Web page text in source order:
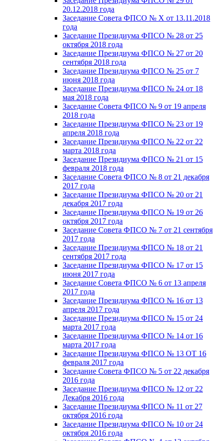
20.12.2018 года
Заседание Совета ФПСО № X от 13.11.2018
года
Заседание Президиума ФПСО № 28 от 25
октября 2018 года
Заседание Президиума ФПСО № 27 от 20
сентября 2018 года
Заседание Президиума ФПСО № 25 от 7
июня 2018 года
Заседание Президиума ФПСО № 24 от 18
мая 2018 года
Заседание Совета ФПСО № 9 от 19 апреля
2018 года
Заседание Президиума ФПСО № 23 от 19
апреля 2018 года
Заседание Президиума ФПСО № 22 от 22
марта 2018 года
Заседание Президиума ФПСО № 21 от 15
февраля 2018 года
Заседание Совета ФПСО № 8 от 21 декабря
2017 года
Заседание Президиума ФПСО № 20 от 21
декабря 2017 года
Заседание Президиума ФПСО № 19 от 26
октября 2017 года
Заседание Совета ФПСО № 7 от 21 сентября
2017 года
Заседание Президиума ФПСО № 18 от 21
сентября 2017 года
Заседание Президиума ФПСО № 17 от 15
июня 2017 года
Заседание Совета ФПСО № 6 от 13 апреля
2017 года
Заседание Президиума ФПСО № 16 от 13
апреля 2017 года
Заседание Президиума ФПСО № 15 от 24
марта 2017 года
Заседание Президиума ФПСО № 14 от 16
марта 2017 года
Заседание Президиума ФПСО № 13 ОТ 16
февраля 2017 года
Заседание Совета ФПСО № 5 от 22 декабря
2016 года
Заседание Президиума ФПСО № 12 от 22
Декабря 2016 года
Заседание Президиума ФПСО № 11 от 27
октября 2016 года
Заседание Президиума ФПСО № 10 от 24
октября 2016 года